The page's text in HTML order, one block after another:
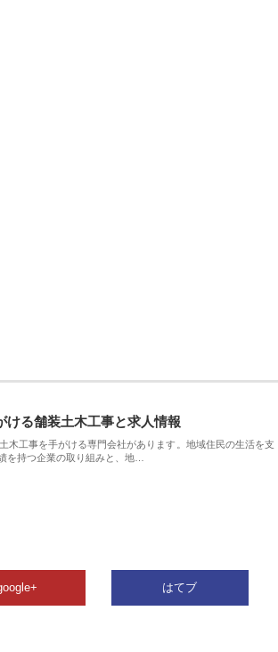
ける舗装土木工事と求人情報
木工事を手がける専門会社があります。地域住民の生活を支
を持つ企業の取り組みと、地…
はてブ